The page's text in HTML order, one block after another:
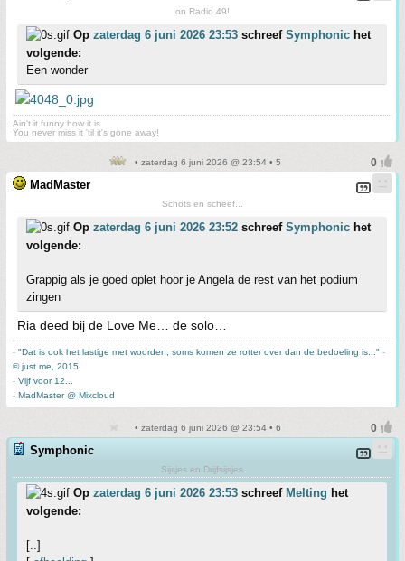
on Radio 49!
Op zaterdag 6 juni 2026 23:53 schreef Symphonic het
volgende:
Een wonder
Ain't it funny how it is
You never miss it 'til it's gone away!
• zaterdag 6 juni 2026 @ 23:54 • 5
MadMaster
Schots en scheef...
Op zaterdag 6 juni 2026 23:52 schreef Symphonic het
volgende:
Grappig als je goed oplet hoor je Angela de rest van het podium
zingen
Ria deed bij de Love Me… de solo…
- "Dat is ook het lastige met woorden, soms komen ze rotter over dan de bedoeling is..." -
© just me, 2015
- Vijf voor 12...
- MadMaster @ Mixcloud
• zaterdag 6 juni 2026 @ 23:54 • 6
Symphonic
Sijsjes en Drijfsijsjes
Op zaterdag 6 juni 2026 23:53 schreef Melting het
volgende:
[..]